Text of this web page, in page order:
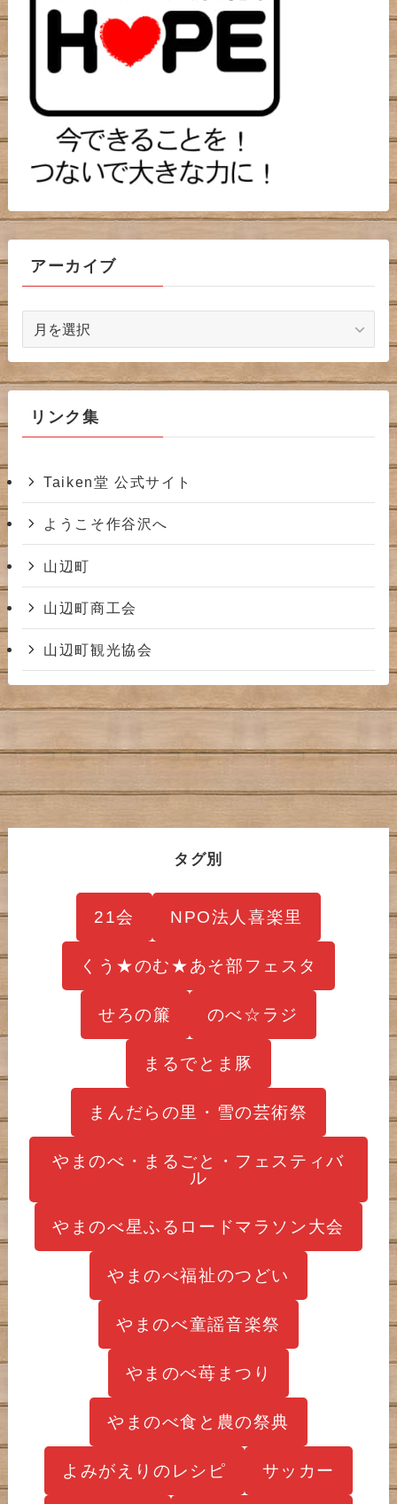
アーカイブ
カ
イ
ブリンク集
Taiken堂 公式サイト
ようこそ作谷沢へ
山辺町
山辺町商工会
山辺町観光協会
タグ別
21会 NPO法人喜楽里
くう★のむ★あそ部フェスタ
せろの簾 のべ☆ラジ
まるでとま豚
まんだらの里・雪の芸術祭
やまのべ・まるごと・フェスティバ
ル
やまのべ星ふるロードマラソン大会
やまのべ福祉のつどい
やまのべ童謡音楽祭
やまのべ苺まつり
やまのべ食と農の祭典
よみがえりのレシピ サッカー